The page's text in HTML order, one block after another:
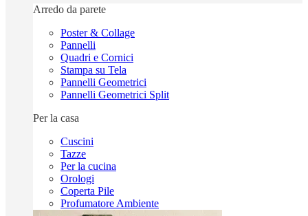
Arredo da parete
Poster & Collage
Pannelli
Quadri e Cornici
Stampa su Tela
Pannelli Geometrici
Pannelli Geometrici Split
Per la casa
Cuscini
Tazze
Per la cucina
Orologi
Coperta Pile
Profumatore Ambiente